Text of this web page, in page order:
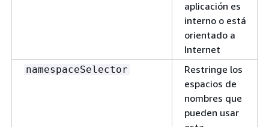
aplicación es
interno o está
orientado a
Internet
namespaceSelector
Restringe los
espacios de
nombres que
pueden usar